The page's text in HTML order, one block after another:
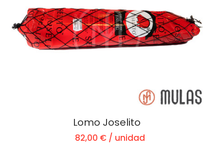
Lomo Joselito
82,00 € / unidad